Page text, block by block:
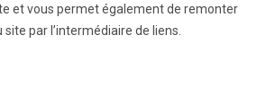
et vous permet également de remonter
par l’intermédiaire de liens.